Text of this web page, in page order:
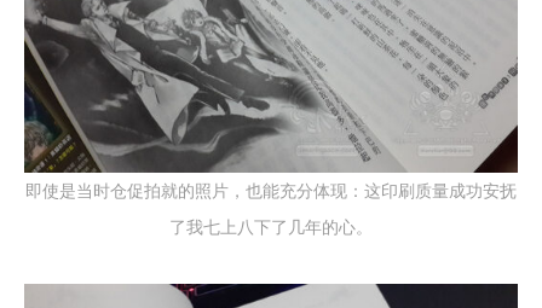
即使是当时仓促拍就的照片，也能充分体现：这印刷质量成功安抚
了我七上八下了几年的心。